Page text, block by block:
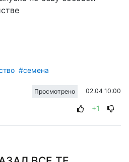
#семена
Просмотрено 02.04 10:00
+1